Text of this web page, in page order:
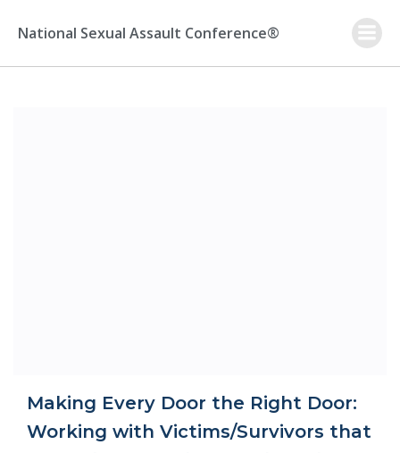
to
National Sexual Assault Conference®
Making Every Door the Right Door:
Working with Victims/Survivors that